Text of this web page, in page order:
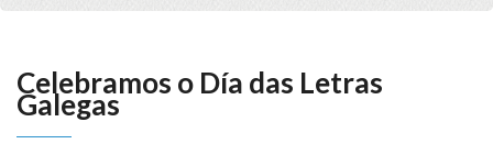
Celebramos o Día das Letras
Galegas